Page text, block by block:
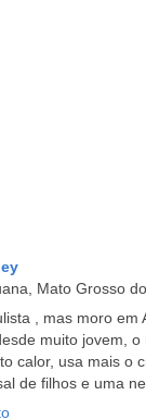
Mato Grosso
, mas moro em
muito jovem, o
calor, usa mais o
de filhos e uma